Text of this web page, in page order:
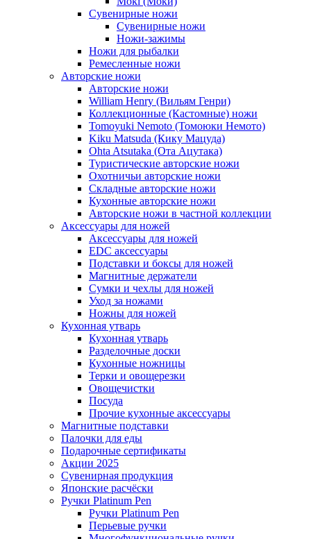
Сувенирные ножи
Сувенирные ножи
Ножи-зажимы
Ножи для рыбалки
Ремесленные ножи
Авторские ножи
Авторские ножи
William Henry (Вильям Генри)
Коллекционные (Кастомные) ножи
Tomoyuki Nemoto (Томоюки Немото)
Kiku Matsuda (Кику Мацуда)
Ohta Atsutaka (Ота Ацутака)
Туристические авторские ножи
Охотничьи авторские ножи
Складные авторские ножи
Кухонные авторские ножи
Авторские ножи в частной коллекции
Аксессуары для ножей
Аксессуары для ножей
EDC аксессуары
Подставки и боксы для ножей
Магнитные держатели
Сумки и чехлы для ножей
Уход за ножами
Ножны для ножей
Кухонная утварь
Кухонная утварь
Разделочные доски
Кухонные ножницы
Терки и овощерезки
Овощечистки
Посуда
Прочие кухонные аксессуары
Магнитные подставки
Палочки для еды
Подарочные сертификаты
Акции 2025
Сувенирная продукция
Японские расчёски
Ручки Platinum Pen
Ручки Platinum Pen
Перьевые ручки